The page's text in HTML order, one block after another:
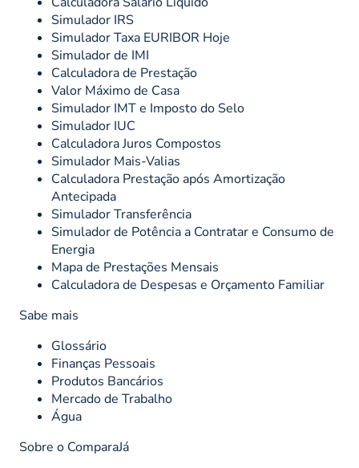
Simulador IRS
Simulador Taxa EURIBOR Hoje
Simulador de IMI
Calculadora de Prestação
Valor Máximo de Casa
Simulador IMT e Imposto do Selo
Simulador IUC
Calculadora Juros Compostos
Simulador Mais-Valias
Calculadora Prestação após Amortização
Antecipada
Simulador Transferência
Simulador de Potência a Contratar e Consumo de
Energia
Mapa de Prestações Mensais
Calculadora de Despesas e Orçamento Familiar
Sabe mais
Glossário
Finanças Pessoais
Produtos Bancários
Mercado de Trabalho
Água
Sobre o ComparaJá